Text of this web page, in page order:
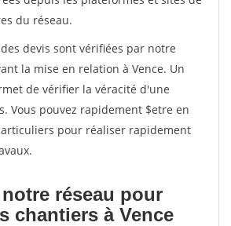
du réseau.
devis sont vérifiées par notre
la mise en relation à Vence. Un
de vérifier la véracité d'une
Vous pouvez rapidement $etre en
pour réaliser rapidement
réseau pour
chantiers à Vence